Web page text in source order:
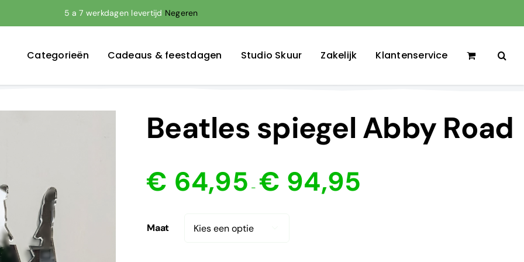
5 a 7 werkdagen levertijd Negeren
Categorieën Cadeaus & feestdagen Studio Skuur Zakelijk Klantenservice
Beatles spiegel Abby Road
€ 64,95 - € 94,95
Maat